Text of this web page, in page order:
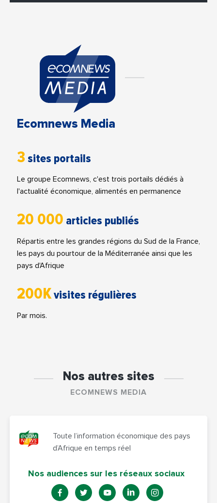
Ecomnews Media
3 sites portails
Le groupe Ecomnews, c'est trois portails dédiés à
l'actualité économique, alimentés en permanence
20 000 articles publiés
Répartis entre les grandes régions du Sud de la France,
les pays du pourtour de la Méditerranée ainsi que les
pays d'Afrique
200Kvisites régulières
Par mois.
Nos autres sites
ECOMNEWS MEDIA
Toute l’information économique des pays
d’Afrique en temps réel
Nos audiences sur les réseaux sociaux